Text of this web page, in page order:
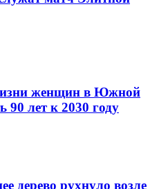
женщин в Южной
90 лет к 2030 году
дерево рухнуло возле